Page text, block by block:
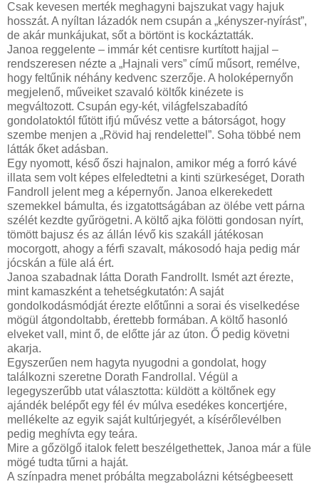
Csak kevesen merték meghagyni bajszukat vagy hajuk
hosszát. A nyíltan lázadók nem csupán a „kényszer-nyírást”,
de akár munkájukat, sőt a börtönt is kockáztatták.
Janoa reggelente – immár két centisre kurtított hajjal –
rendszeresen nézte a „Hajnali vers” című műsort, remélve,
hogy feltűnik néhány kedvenc szerzője. A holoképernyőn
megjelenő, műveiket szavaló költők kinézete is
megváltozott. Csupán egy-két, világfelszabadító
gondolatoktól fűtött ifjú művész vette a bátorságot, hogy
szembe menjen a „Rövid haj rendelettel”. Soha többé nem
látták őket adásban.
Egy nyomott, késő őszi hajnalon, amikor még a forró kávé
illata sem volt képes elfeledtetni a kinti szürkeséget, Dorath
Fandroll jelent meg a képernyőn. Janoa elkerekedett
szemekkel bámulta, és izgatottságában az ölébe vett párna
szélét kezdte gyűrögetni. A költő ajka fölötti gondosan nyírt,
tömött bajusz és az állán lévő kis szakáll játékosan
mocorgott, ahogy a férfi szavalt, mákosodó haja pedig már
jócskán a füle alá ért.
Janoa szabadnak látta Dorath Fandrollt. Ismét azt érezte,
mint kamaszként a tehetségkutatón: A saját
gondolkodásmódját érezte előtűnni a sorai és viselkedése
mögül átgondoltabb, érettebb formában. A költő hasonló
elveket vall, mint ő, de előtte jár az úton. Ő pedig követni
akarja.
Egyszerűen nem hagyta nyugodni a gondolat, hogy
találkozni szeretne Dorath Fandrollal. Végül a
legegyszerűbb utat választotta: küldött a költőnek egy
ajándék belépőt egy fél év múlva esedékes koncertjére,
mellékelte az egyik saját kultúrjegyét, a kísérőlevélben
pedig meghívta egy teára.
Mire a gőzölgő italok felett beszélgethettek, Janoa már a füle
mögé tudta tűrni a haját.
A színpadra menet próbálta megzabolázni kétségbeesett